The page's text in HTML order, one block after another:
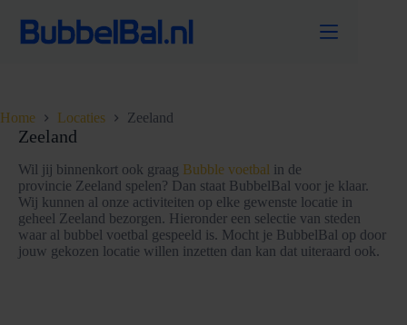
naar
Home Locaties Zeeland
Zeeland
Wil jij binnenkort ook graag Bubble voetbal in de
provincie Zeeland spelen? Dan staat BubbelBal voor je klaar.
Wij kunnen al onze activiteiten op elke gewenste locatie in
geheel Zeeland bezorgen. Hieronder een selectie van steden
waar al bubbel voetbal gespeeld is. Mocht je BubbelBal op door
jouw gekozen locatie willen inzetten dan kan dat uiteraard ook.